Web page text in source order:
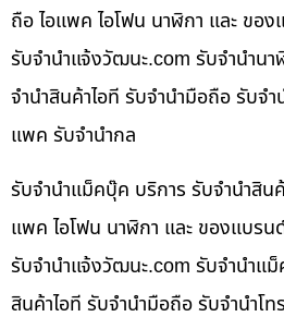
ถือ ไอแพค ไอโฟน นาฬิกา และ ขอ
รับจํานําแจ้งวัฒนะ.com รับจำนำน
จำนำสินค้าไอที รับจำนำมือถือ รับจ
แพค รับจำนำกล
รับจำนำแม็คบุ๊ค บริการ รับจำนำสิน
แพค ไอโฟน นาฬิกา และ ของแบรน
รับจํานําแจ้งวัฒนะ.com รับจำนำแ
สินค้าไอที รับจำนำมือถือ รับจำนำโ